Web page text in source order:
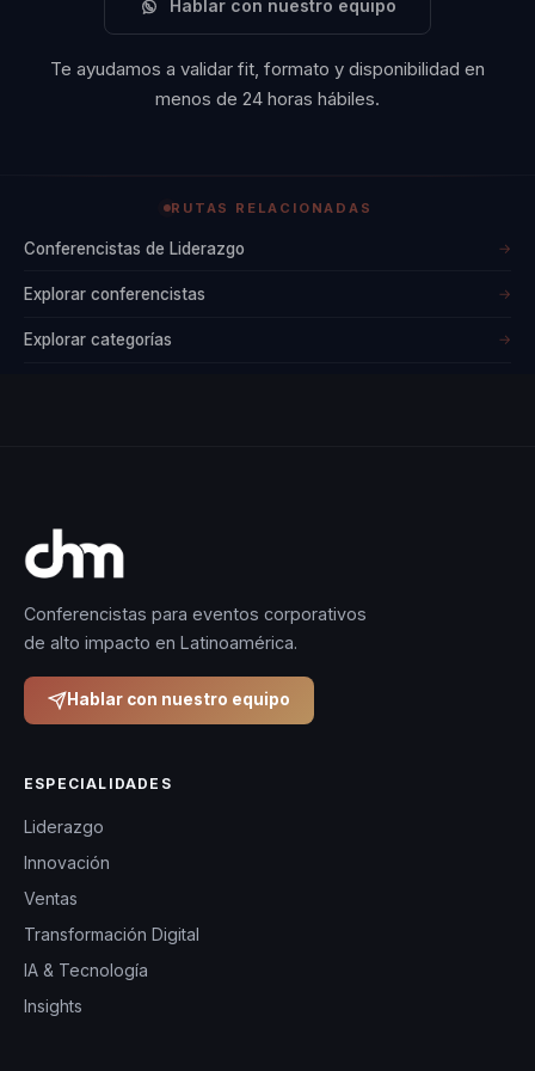
Hablar con nuestro equipo
Te ayudamos a validar fit, formato y disponibilidad en
menos de 24 horas hábiles.
RUTAS RELACIONADAS
Conferencistas de Liderazgo →
Explorar conferencistas →
Explorar categorías →
Conferencistas para eventos corporativos
de alto impacto en Latinoamérica.
Hablar con nuestro equipo
ESPECIALIDADES
Liderazgo
Innovación
Ventas
Transformación Digital
IA & Tecnología
Insights